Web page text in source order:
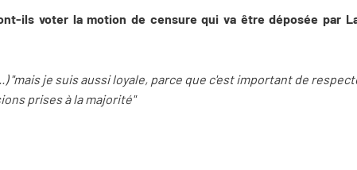
ils voter la motion de censure qui va être déposée par
"mais je suis aussi loyale, parce que c'est important de
prises à la majorité"